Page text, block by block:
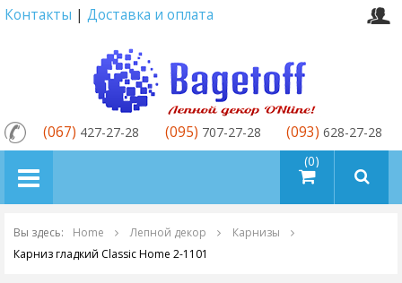
Контакты | Доставка и оплата
товаров (0)
(067) 427-27-28 (095) 707-27-28 (093) 628-27-28
Вы здесь: Home Лепной декор
Карнизы
Карниз гладкий Classic Home 2-1101